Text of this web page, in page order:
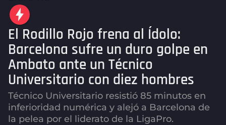
m
e
s
e
s
a
g
o
2
m
El Rodillo Rojo frena al Ídolo:
Barcelona sufre un duro golpe en
Ambato ante un Técnico
Universitario con diez hombres
Técnico Universitario resistió 85 minutos en
inferioridad numérica y alejó a Barcelona de
la pelea por el liderato de la LigaPro.